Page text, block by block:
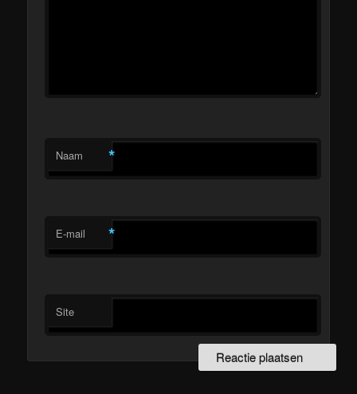
Naam *
E-mail *
Site